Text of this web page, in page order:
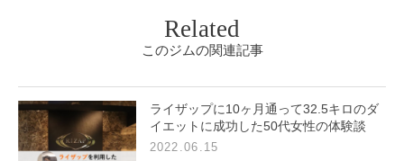
Related
このジムの関連記事
ライザップに10ヶ月通って32.5キロのダ
イエットに成功した50代女性の体験談
2022.06.15